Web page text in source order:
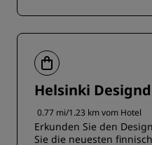
Helsinki
0.77 mi/1.23 km vom Hotel
Erkunden Sie den
Sie die neuesten